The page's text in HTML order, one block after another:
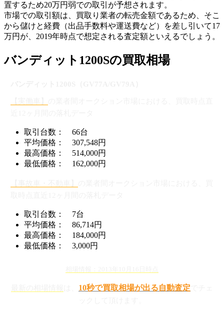
置するため20万円弱での取引が予想されます。
市場での取引額は、買取り業者の転売金額であるため、そこ
から儲けと経費（出品手数料や運送費など）を差し引いて17
万円が、2019年時点で想定される査定額といえるでしょう。
バンディット1200Sの買取相場
取引台数： 66台
平均価格： 307,548円
最高価格： 514,000円
最低価格： 162,000円
取引台数： 7台
平均価格： 86,714円
最高価格： 184,000円
最低価格： 3,000円
10秒で買取相場が出る自動査定